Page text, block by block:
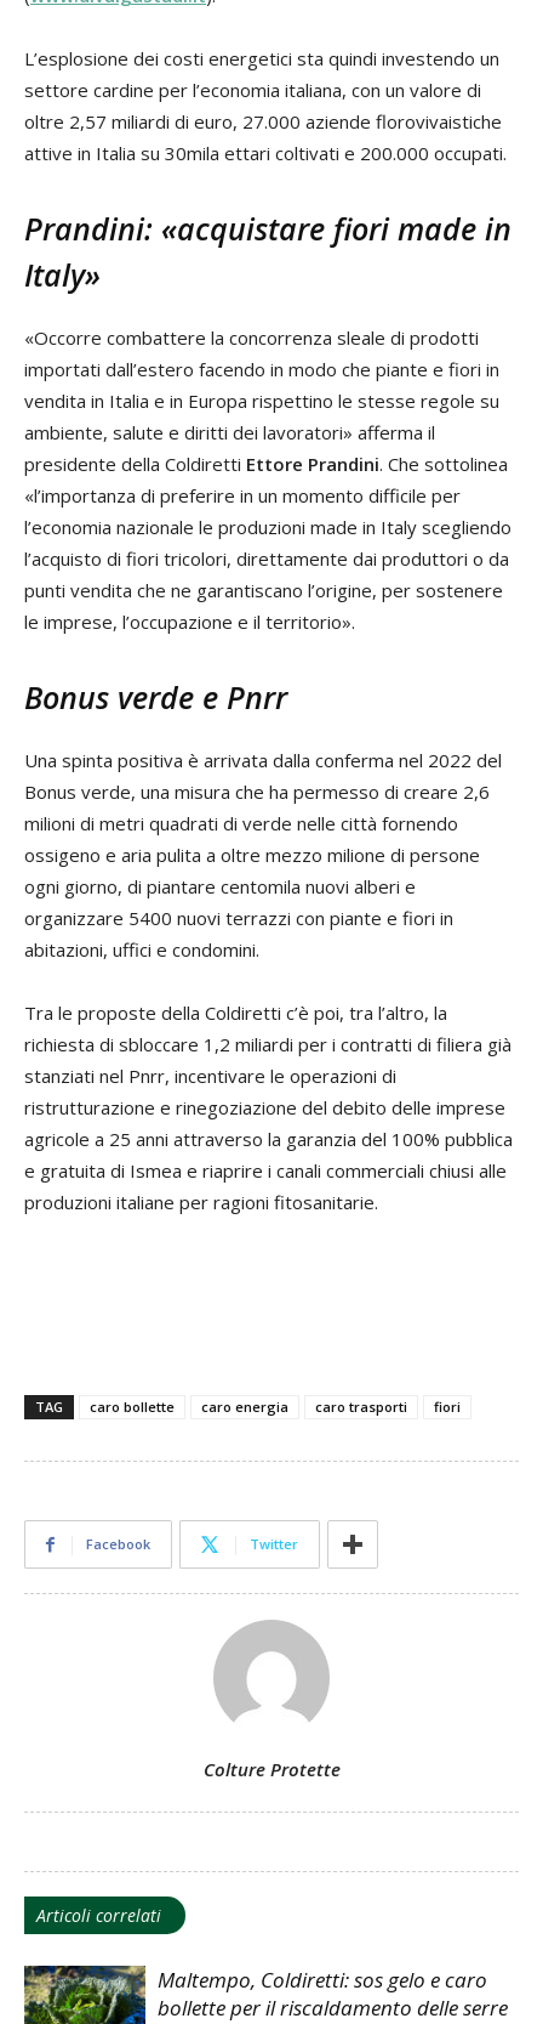
L’esplosione dei costi energetici sta quindi investendo un
settore cardine per l’economia italiana, con un valore di
oltre 2,57 miliardi di euro, 27.000 aziende florovivaistiche
attive in Italia su 30mila ettari coltivati e 200.000 occupati.
Prandini: «acquistare fiori made in
Italy»
«Occorre combattere la concorrenza sleale di prodotti
importati dall’estero facendo in modo che piante e fiori in
vendita in Italia e in Europa rispettino le stesse regole su
ambiente, salute e diritti dei lavoratori» afferma il
presidente della Coldiretti Ettore Prandini. Che sottolinea
«l’importanza di preferire in un momento difficile per
l’economia nazionale le produzioni made in Italy scegliendo
l’acquisto di fiori tricolori, direttamente dai produttori o da
punti vendita che ne garantiscano l’origine, per sostenere
le imprese, l’occupazione e il territorio».
Bonus verde e Pnrr
Una spinta positiva è arrivata dalla conferma nel 2022 del
Bonus verde, una misura che ha permesso di creare 2,6
milioni di metri quadrati di verde nelle città fornendo
ossigeno e aria pulita a oltre mezzo milione di persone
ogni giorno, di piantare centomila nuovi alberi e
organizzare 5400 nuovi terrazzi con piante e fiori in
abitazioni, uffici e condomini.
Tra le proposte della Coldiretti c’è poi, tra l’altro, la
richiesta di sbloccare 1,2 miliardi per i contratti di filiera già
stanziati nel Pnrr, incentivare le operazioni di
ristrutturazione e rinegoziazione del debito delle imprese
agricole a 25 anni attraverso la garanzia del 100% pubblica
e gratuita di Ismea e riaprire i canali commerciali chiusi alle
produzioni italiane per ragioni fitosanitarie.
TAG caro bollette caro energia caro trasporti fiori
Facebook Twitter
Colture Protette
Articoli correlati
Maltempo, Coldiretti: sos gelo e caro
bollette per il riscaldamento delle serre